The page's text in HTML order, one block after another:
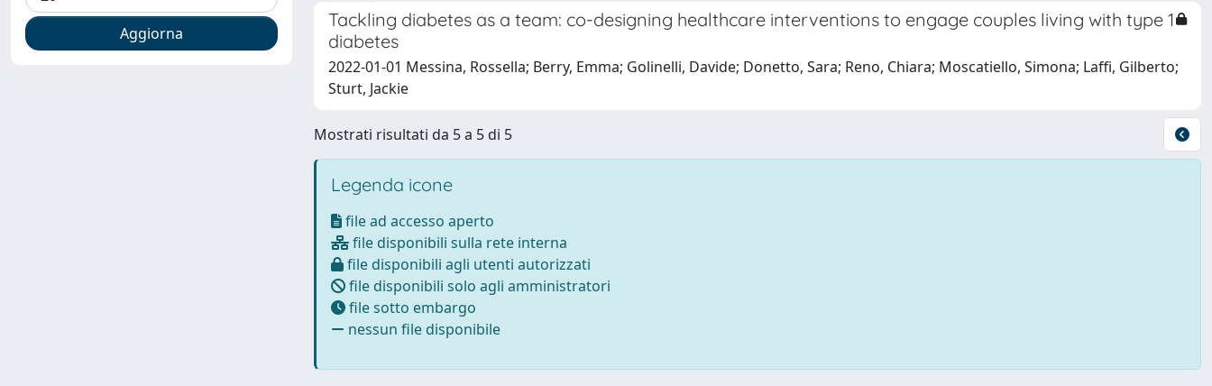
Tackling diabetes as a team: co-designing healthcare interventions to engage couples living with type 1
diabetes
2022-01-01 Messina, Rossella; Berry, Emma; Golinelli, Davide; Donetto, Sara; Reno, Chiara; Moscatiello, Simona; Laffi, Gilberto;
Sturt, Jackie
Mostrati risultati da 5 a 5 di 5
Legenda icone
file ad accesso aperto
file disponibili sulla rete interna
file disponibili agli utenti autorizzati
file disponibili solo agli amministratori
file sotto embargo
nessun file disponibile